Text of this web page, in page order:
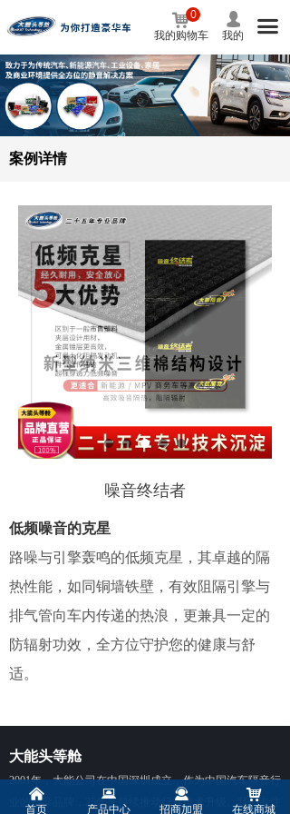
끀
낀 首页
끙 解决方案
ꄵ 驾驶场景
ꄵ 专车专案
ꄵ 车型隔音
怪味治理
案例中心
品牌故事
넙
我的
낙
我的购物车
0
案例详情
噪音终结者
低频噪音的克星
路噪与引擎轰鸣的低频克星，其卓越的隔
热性能，如同铜墙铁壁，有效阻隔引擎与
排气管向车内传递的热浪，更兼具一定的
防辐射功效，全方位守护您的健康与舒
适。
大能头等舱
2001年，大能公司在中国深圳成立，作为中国汽车隔音行
业的创导品牌，25年来持续推动行业技术升级。我们专注
낀
首页
뀵
产品中心
끤
招商加盟
낙
在线商城